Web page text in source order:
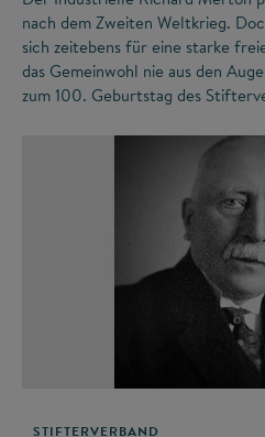
nach dem Zweiten Weltkrieg.
sich zeitebens für eine starke
das Gemeinwohl nie aus den
zum 100. Geburtstag des
STIFTERVERBAND